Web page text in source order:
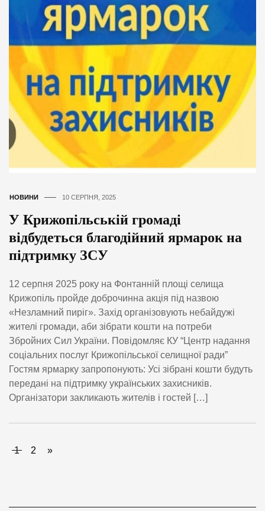
НОВИНИ 10 СЕРПНЯ, 2025
У Крижопільській громаді
відбудеться благодійний ярмарок на
підтримку ЗСУ
12 серпня 2025 року на Фонтанній площі селища
Крижопіль пройде доброчинна акція під назвою
«Незламний пиріг». Захід організовують небайдужі
жителі громади, аби зібрати кошти на потреби
Збройних Сил України. Повідомляє КУ “Центр надання
соціальних послуг Крижопільської селищної ради”
Гостям ярмарку запропонують: Усі зібрані кошти будуть
передані на підтримку українських захисників.
Організатори закликають жителів і гостей […]
1 2 »